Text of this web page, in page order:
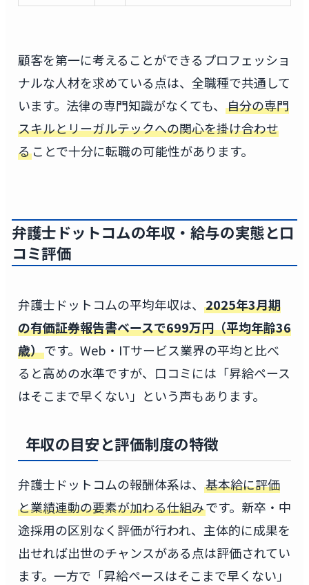
顧客を第一に考えることができるプロフェッショ
ナルな人材を求めている点は、全職種で共通して
います。法律の専門知識がなくても、 自分の専門
スキルとリーガルテックへの関心を掛け合わせ
ることで十分に転職の可能性があります。
弁護士ドットコムの年収・給与の実態と口
コミ評価
弁護士ドットコムの平均年収は、 2025年3月期
の有価証券報告書ベースで699万円（平均年齢36
歳）です。Web・ITサービス業界の平均と比べ
ると高めの水準ですが、口コミには「昇給ペース
はそこまで早くない」という声もあります。
年収の目安と評価制度の特徴
弁護士ドットコムの報酬体系は、 基本給に評価
と業績連動の要素が加わる仕組みです。新卒・中
途採用の区別なく評価が行われ、主体的に成果を
出せれば出世のチャンスがある点は評価されてい
ます。一方で「昇給ペースはそこまで早くない」